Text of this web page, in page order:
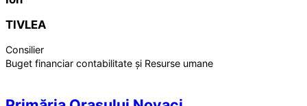
TIVLEA
Consilier
Buget financiar contabilitate și Resurse umane